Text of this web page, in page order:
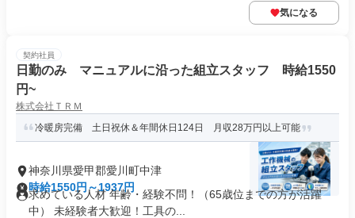
気になる
契約社員
日勤のみ マニュアルに沿った組立スタッフ 時給1550
円~
株式会社ＴＲＭ
冷暖房完備 土日祝休＆年間休日124日 月収28万円以上可能
神奈川県愛甲郡愛川町中津
時給1550円～1937円
求めている人材 年齢・経験不問！（65歳位までの方が活躍
中） 未経験者大歓迎！工具の...